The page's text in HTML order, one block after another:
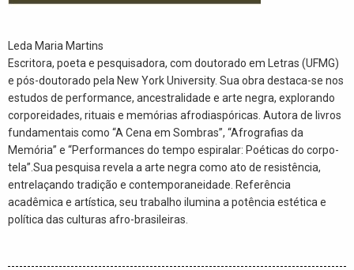
Leda Maria Martins
Escritora, poeta e pesquisadora, com doutorado em Letras (UFMG)
e pós-doutorado pela New York University. Sua obra destaca-se nos
estudos de performance, ancestralidade e arte negra, explorando
corporeidades, rituais e memórias afrodiaspóricas. Autora de livros
fundamentais como “A Cena em Sombras”, “Afrografias da
Memória” e “Performances do tempo espiralar: Poéticas do corpo-
tela”.Sua pesquisa revela a arte negra como ato de resistência,
entrelaçando tradição e contemporaneidade. Referência
acadêmica e artística, seu trabalho ilumina a potência estética e
política das culturas afro-brasileiras.